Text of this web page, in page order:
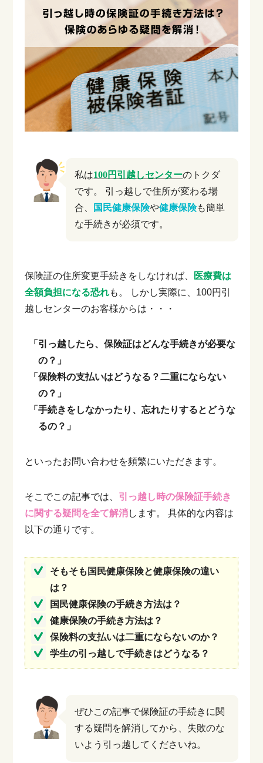
私は100円引越しセンターのトクダ
です。
引っ越しで住所が変わる場
合、
国民健康保険や健康保険も簡単
な手続きが必須です。
保険証の住所変更手続きをしなければ、 医療費は
全額負担になる恐れも。
しかし実際に、100円引
越しセンターのお客様からは・・・
「引っ越したら、保険証はどんな手続きが必要な
の？」
「保険料の支払いはどうなる？二重にならない
の？」
「手続きをしなかったり、忘れたりするとどうな
るの？」
といったお問い合わせを頻繁にいただきます。
そこでこの記事では、 引っ越し時の保険証手続き
に関する疑問を全て解消します。
具体的な内容は
以下の通りです。
そもそも国民健康保険と健康保険の違い
は？
国民健康保険の手続き方法は？
健康保険の手続き方法は？
保険料の支払いは二重にならないのか？
学生の引っ越しで手続きはどうなる？
ぜひこの記事で保険証の手続きに関
する疑問を解消してから、失敗のな
いよう引っ越してくださいね。